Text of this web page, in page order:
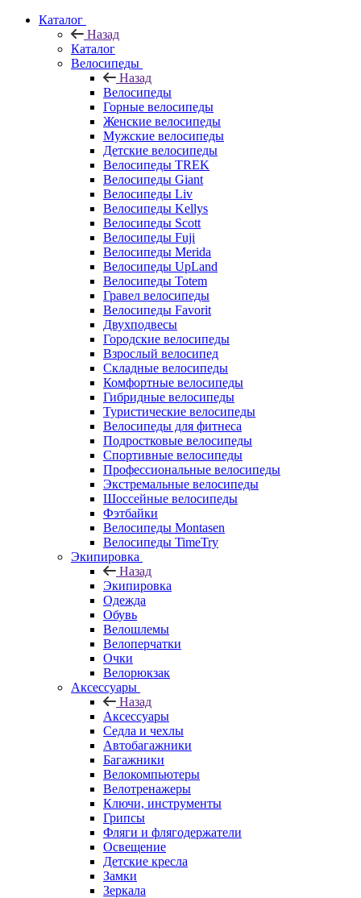
Каталог
Назад
Каталог
Велосипеды
Назад
Велосипеды
Горные велосипеды
Женские велосипеды
Мужские велосипеды
Детские велосипеды
Велосипеды TREK
Велосипеды Giant
Велосипеды Liv
Велосипеды Kellys
Велосипеды Scott
Велосипеды Fuji
Велосипеды Merida
Велосипеды UpLand
Велосипеды Totem
Гравел велосипеды
Велосипеды Favorit
Двухподвесы
Городские велосипеды
Взрослый велосипед
Складные велосипеды
Комфортные велосипеды
Гибридные велосипеды
Туристические велосипеды
Велосипеды для фитнеса
Подростковые велосипеды
Спортивные велосипеды
Профессиональные велосипеды
Экстремальные велосипеды
Шоссейные велосипеды
Фэтбайки
Велосипеды Montasen
Велосипеды TimeTry
Экипировка
Назад
Экипировка
Одежда
Обувь
Велошлемы
Велоперчатки
Очки
Велорюкзак
Аксессуары
Назад
Аксессуары
Седла и чехлы
Автобагажники
Багажники
Велокомпьютеры
Велотренажеры
Ключи, инструменты
Грипсы
Фляги и флягодержатели
Освещение
Детские кресла
Замки
Зеркала